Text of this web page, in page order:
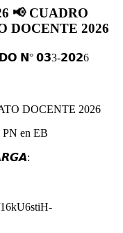
CUADRO
DOCENTE 2026
𝗡° 𝟬𝟯3-𝟮𝟬𝟮6
DOCENTE 2026
PN en EB